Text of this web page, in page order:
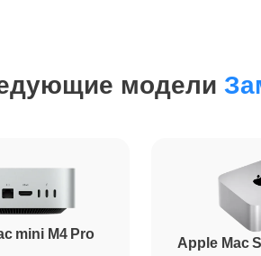
модели
mini M4 Pro
Apple Mac